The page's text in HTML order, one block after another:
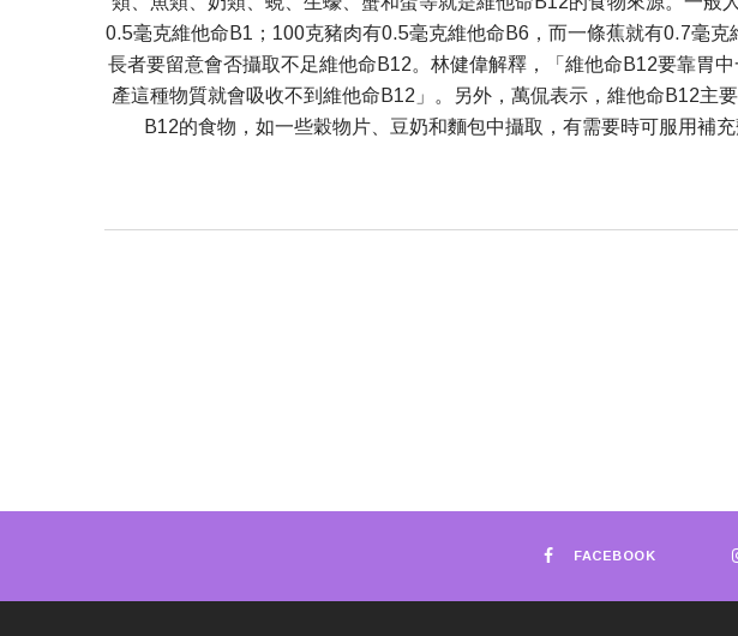
0.5毫克維他命B1；100克豬肉有0.5毫克維他命B6，而一條蕉就有0.7毫
長者要留意會否攝取不足維他命B12。林健偉解釋，「維他命B12要靠胃
產這種物質就會吸收不到維他命B12」。另外，萬侃表示，維他命B12主
B12的食物，如一些穀物片、豆奶和麵包中攝取，有需要時可服用補
FACEBOOK